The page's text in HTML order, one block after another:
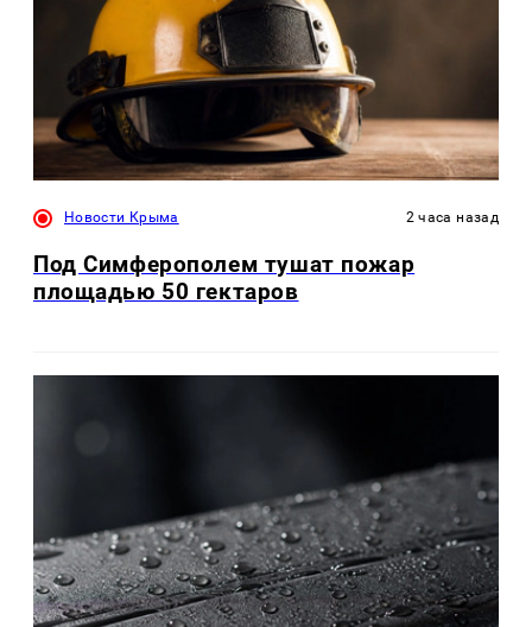
Новости Крыма 2 часа назад
Под Симферополем тушат пожар
площадью 50 гектаров